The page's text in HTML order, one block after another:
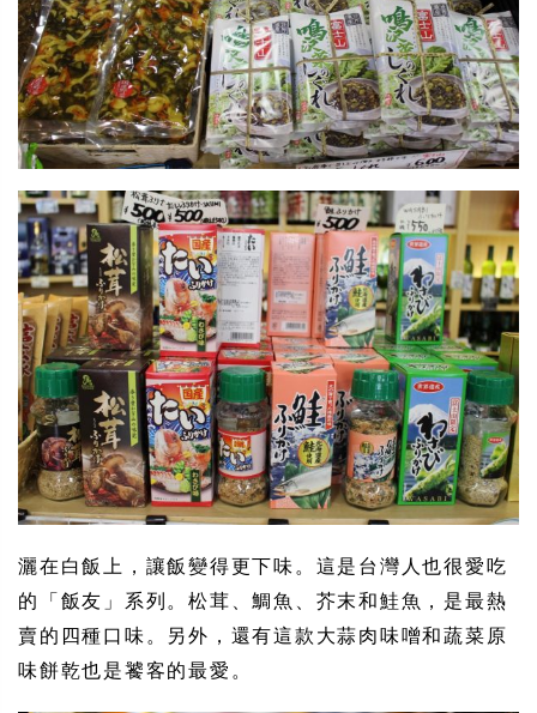
灑在白飯上，讓飯變得更下味。這是台灣人也很愛吃
的「飯友」系列。松茸、鯛魚、芥末和鮭魚，是最熱
賣的四種口味。另外，還有這款大蒜肉味噌和蔬菜原
味餅乾也是饕客的最愛。